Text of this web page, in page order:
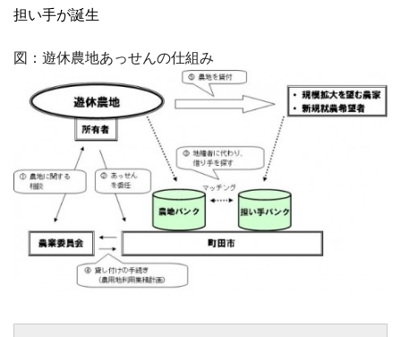
担い手が誕生
図：遊休農地あっせんの仕組み